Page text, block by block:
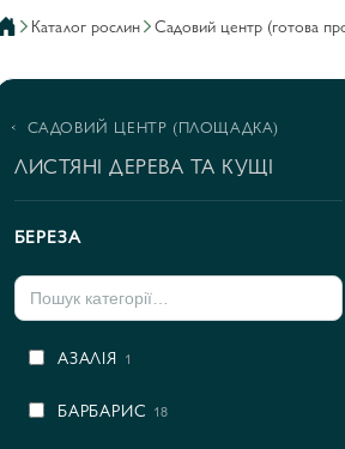
каталог рослин садовий центр (готова
САДОВИЙ ЦЕНТР (ПЛОЩАДКА)
ЛИСТЯНІ ДЕРЕВА ТА КУЩІ
БЕРЕЗА
АЗАЛІЯ 1
БАРБАРИС 18